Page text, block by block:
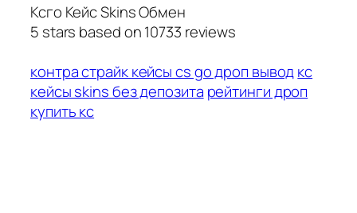
Ксго Кейс Skins Обмен
5 stars based on10733 reviews
контра страйк кейсы cs go дроп выводкс
кейсы skins без депозита рейтинги дроп
купить кс